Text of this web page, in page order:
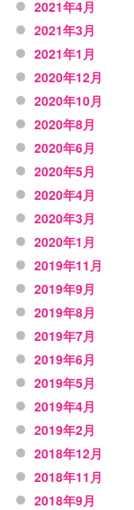
2021年4月
2021年3月
2021年1月
2020年12月
2020年10月
2020年8月
2020年6月
2020年5月
2020年4月
2020年3月
2020年1月
2019年11月
2019年9月
2019年8月
2019年7月
2019年6月
2019年5月
2019年4月
2019年2月
2018年12月
2018年11月
2018年9月